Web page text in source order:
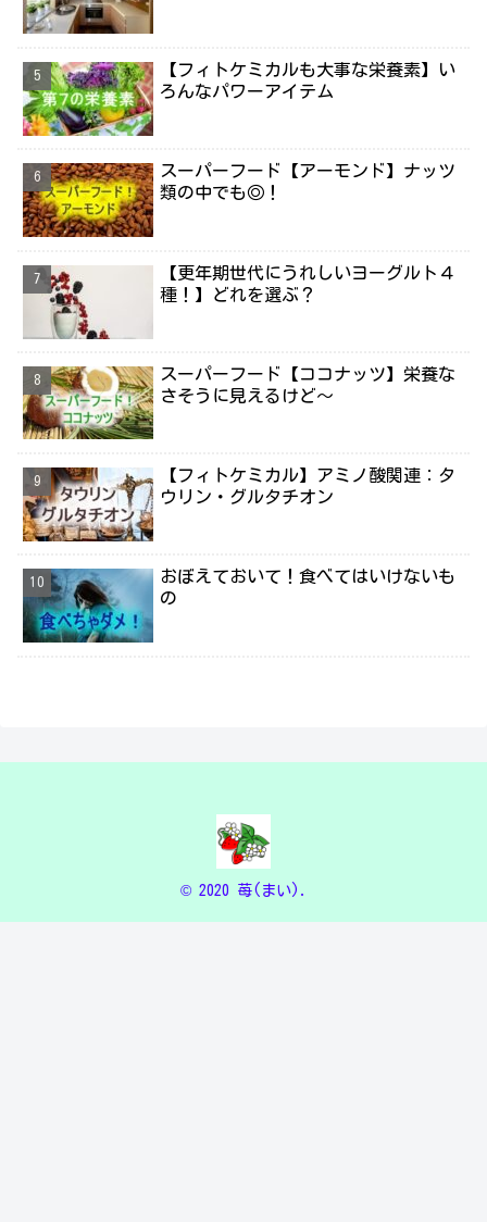
【フィトケミカルも大事な栄養素】い
ろんなパワーアイテム
スーパーフード【アーモンド】ナッツ
類の中でも◎！
【更年期世代にうれしいヨーグルト４
種！】どれを選ぶ？
スーパーフード【ココナッツ】栄養な
さそうに見えるけど～
【フィトケミカル】アミノ酸関連：タ
ウリン・グルタチオン
おぼえておいて！食べてはいけないも
の
© 2020 苺(まい).